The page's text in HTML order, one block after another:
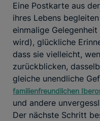
Eine Postkarte aus
ihres Lebens
einmalige
wird), glückliche
dass sie vielleicht,
zurückblicken,
gleiche unendliche
familienfreundlichen
und andere
Der nächste Schritt